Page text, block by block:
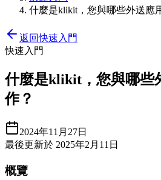
什麼是klikit，您與哪些外送應
返回快速入門
快速入門
什麼是klikit，您與哪些
作？
2024年11月27日
最後更新於 2025年2月11日
概覽